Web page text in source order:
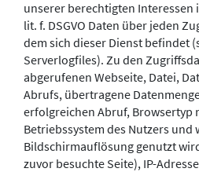
unserer berechtigten Interessen
lit. f. DSGVO Daten über jeden
dem sich dieser Dienst befindet
Serverlogfiles). Zu den
abgerufenen Webseite, Datei,
Abrufs, übertragene
erfolgreichen Abruf, Browsertyp
Betriebssystem des Nutzers und
Bildschirmauflösung genutzt
zuvor besuchte Seite), IP-